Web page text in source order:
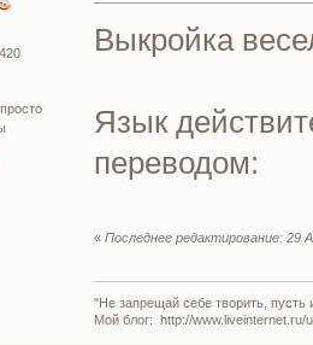
Выкройка
Язык
переводом:
«Последнее редактирование: 29
"Не запрещай себе творить,
Мой блог: http://www.liveinternet.ru/